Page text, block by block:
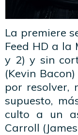
La premiere
Feed HD a la
y 2) y sin
(Kevin
por resolver,
supuesto,
culto a un
Carroll